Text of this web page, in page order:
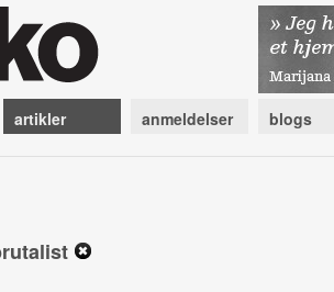
artikler anmeldelser blogs